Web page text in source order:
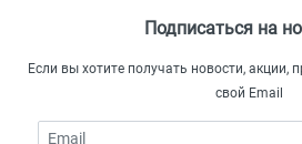
Подписаться на
Если вы хотите получать новости, акции,
свой Email
Email